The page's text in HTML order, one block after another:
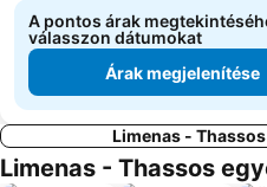
A pontos árak
válasszon dátumokat
Árak megjelenítése
Limenas -
Limenas - Thassos